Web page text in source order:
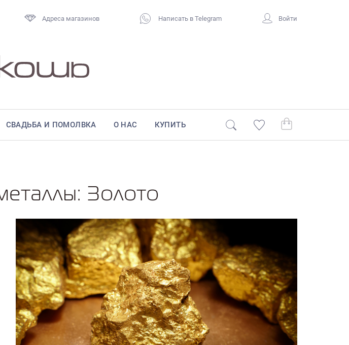
Адреса магазинов Написать в Telegram Войти
СВАДЬБА И ПОМОЛВКА О НАС КУПИТЬ
Золото